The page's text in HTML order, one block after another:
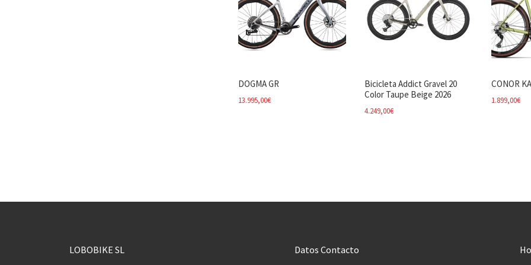
DOGMA GR
13.995,00€
Bicicleta Addict Gravel 20
Color Taupe Beige 2026
4.249,00€
CONOR
1.899,00€
LOBOBIKE SL Datos Contacto